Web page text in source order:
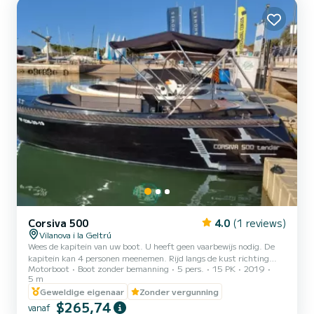
Corsiva 500 4.0 (1 reviews)
Vilanova i la Geltrú
Wees de kapitein van uw boot. U heeft geen vaarbewijs nodig. De
kapitein kan 4 personen meenemen. Rijd langs de kust richting
Sitges, of, als je dat liever hebt, richting Cubelles, Calafell. Zwem
en gun jezelf wat tijd om te ontspannen. Heb je het nog nooit
eerder gedaan? Geen probleem, wij nemen altijd de tijd om uit te
leggen hoe de boot werkt en wat te doen in geval van nood. We
Motorboot Boot zonder bemanning 5 pers. 15 PK
2019
5 m
Geweldige eigenaar
Zonder vergunning
vanaf $265,74